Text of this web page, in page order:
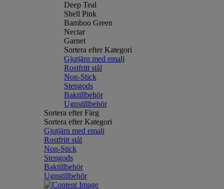
Deep Teal
Shell Pink
Bamboo Green
Nectar
Garnet
Sortera efter Kategori
Gjutjärn med emalj
Rostfritt stål
Non-Stick
Stengods
Baktillbehör
Ugnstillbehör
Sortera efter Färg
Sortera efter Kategori
Gjutjärn med emalj
Rostfritt stål
Non-Stick
Stengods
Baktillbehör
Ugnstillbehör